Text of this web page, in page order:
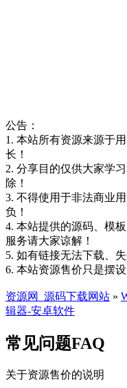
公告：
1. 本站所有资源来源于
长！
2. 分享目的仅供大家学
除！
3. 不得使用于非法商业
负！
4. 本站提供的源码、模
服务请大家谅解！
5. 如有链接无法下载、
6. 本站资源售价只是摆
资源网_源码下载网站 »
辑器-安卓软件
常见问题FAQ
关于资源售价的说明